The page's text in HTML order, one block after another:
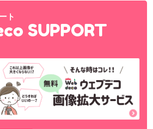
ト
SUPPORT